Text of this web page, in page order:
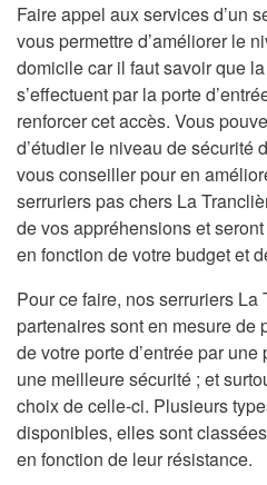
Faire appel aux services d’un
vous permettre d’améliorer le
domicile car il faut savoir que
s’effectuent par la porte
renforcer cet accès. Vous
d’étudier le niveau de sécurité
vous conseiller pour en
serruriers pas chers La
de vos appréhensions et
en fonction de votre budget et
Pour ce faire, nos serruriers La
partenaires sont en mesure de
de votre porte d’entrée par
une meilleure sécurité ; et
choix de celle-ci. Plusieurs
disponibles, elles sont
en fonction de leur résistance.